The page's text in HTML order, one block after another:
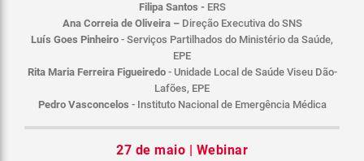
Filipa Santos -ERS
Ana Correia de Oliveira –Direção Executiva do SNS
Luís Goes Pinheiro - Serviços Partilhados do Ministério da Saúde,
EPE
Rita Maria Ferreira Figueiredo- Unidade Local de Saúde Viseu Dão-
Lafões, EPE
Pedro Vasconcelos - Instituto Nacional de Emergência Médica
27 de maio | Webinar